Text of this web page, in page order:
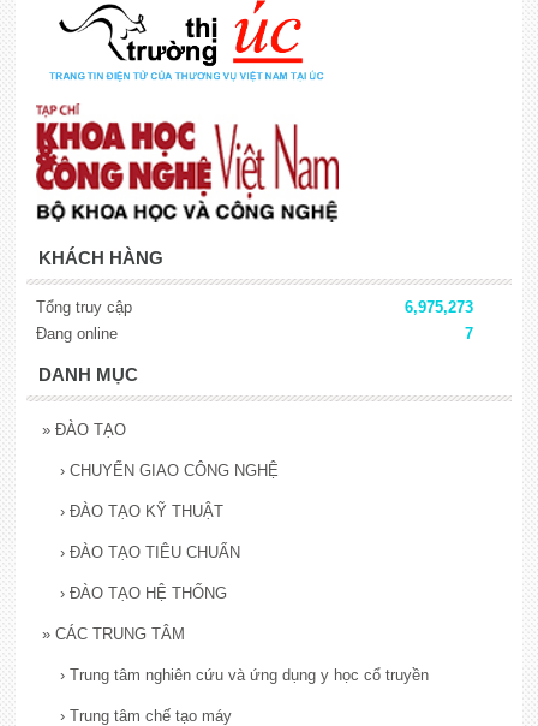
KHÁCH HÀNG
Tổng truy cập
6,975,273
Đang online
7
DANH MỤC
» ĐÀO TẠO
› CHUYỂN GIAO CÔNG NGHỆ
› ĐÀO TẠO KỸ THUẬT
› ĐÀO TẠO TIÊU CHUẨN
› ĐÀO TẠO HỆ THỐNG
» CÁC TRUNG TÂM
› Trung tâm nghiên cứu và ứng dụng y học cổ truyền
› Trung tâm chế tạo máy